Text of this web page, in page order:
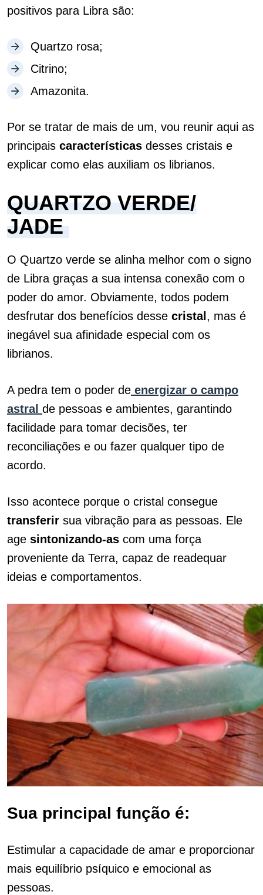
positivos para Libra são:
Quartzo rosa;
Citrino;
Amazonita.
Por se tratar de mais de um, vou reunir aqui as
principais características desses cristais e
explicar como elas auxiliam os librianos.
QUARTZO VERDE/
JADE
O Quartzo verde se alinha melhor com o signo
de Libra graças a sua intensa conexão com o
poder do amor. Obviamente, todos podem
desfrutar dos benefícios desse cristal , mas é
inegável sua afinidade especial com os
librianos.
A pedra tem o poder de energizar o campo
astral de pessoas e ambientes, garantindo
facilidade para tomar decisões, ter
reconciliações e ou fazer qualquer tipo de
acordo.
Isso acontece porque o cristal consegue
transferir sua vibração para as pessoas. Ele
age sintonizando-as com uma força
proveniente da Terra, capaz de readequar
ideias e comportamentos.
Sua principal função é:
Estimular a capacidade de amar e proporcionar
mais equilíbrio psíquico e emocional as
pessoas.